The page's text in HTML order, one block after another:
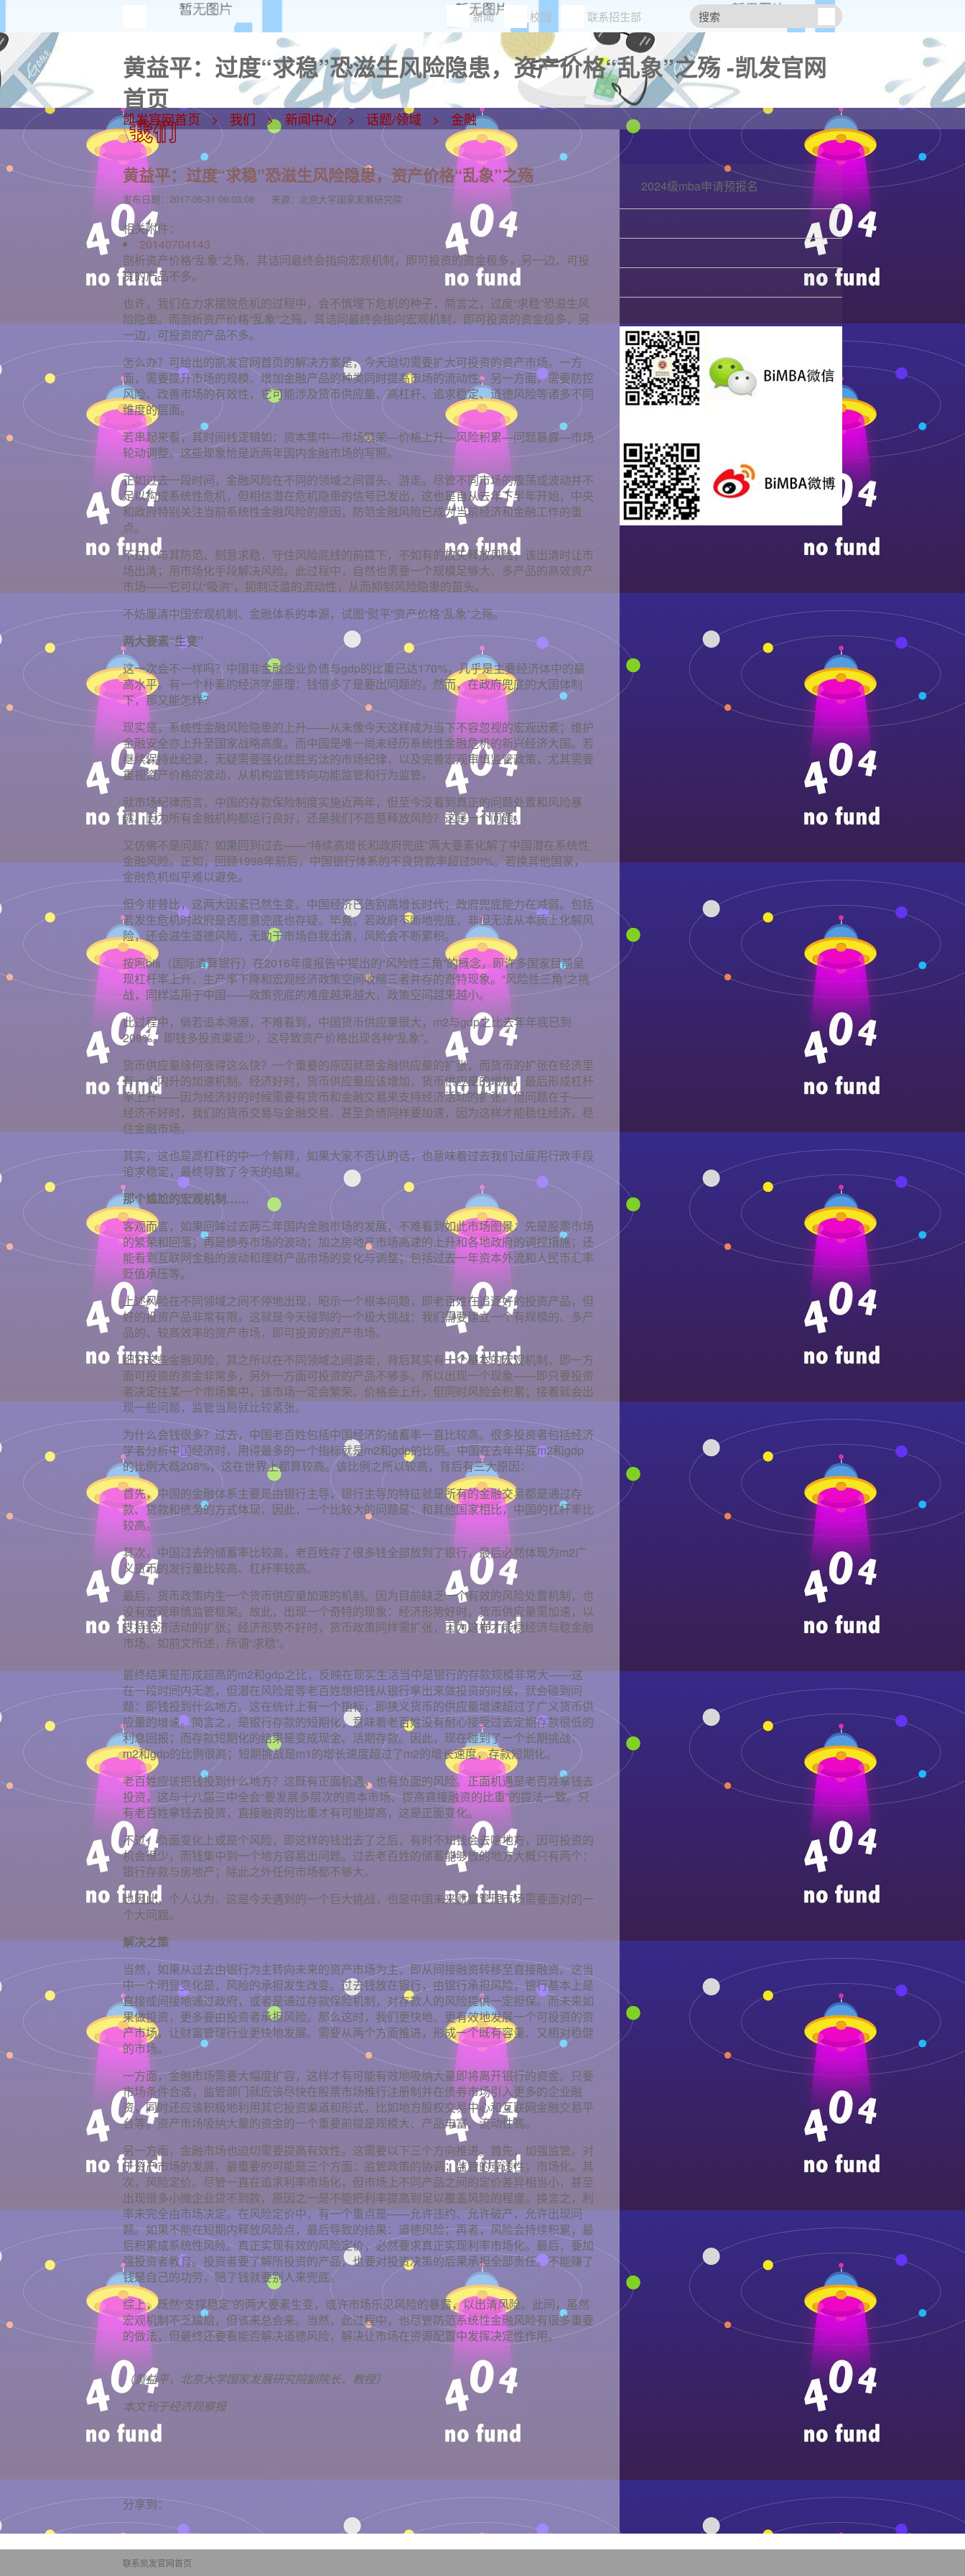
新闻 校园 联系招生部
黄益平：过度“求稳”恐滋生风险隐患，资产价格“乱象”之殇 -凯发官网
首页
凯发官网首页 我们 新闻中心 话题/领域 金融
黄益平：过度“求稳”恐滋生风险隐患，资产价格“乱象”之殇
发布日期： 2017-05-31 09:03:08 来源： 北京大学国家发展研究院
相关附件：
20140704143
剖析资产价格“乱象”之殇，其诘问最终会指向宏观机制，即可投资的资金极多，另一边，可投
资的产品不多。
也许，我们在力求摆脱危机的过程中，会不慎埋下危机的种子，简言之，过度“求稳”恐滋生风
险隐患。而剖析资产价格“乱象”之殇，其诘问最终会指向宏观机制，即可投资的资金极多，另
一边，可投资的产品不多。
怎么办？可给出的凯发官网首页的解决方案是，今天迫切需要扩大可投资的资产市场。一方
面，需要提升市场的规模、增加金融产品的种类同时提高市场的流动性。另一方面，需要防控
风险、改善市场的有效性，它可能涉及货币供应量、高杠杆、追求稳定、道德风险等诸多不同
维度的层面。
若串起来看，其时间线逻辑如：资本集中—市场繁荣—价格上升—风险积累—问题暴露—市场
轮动调整。这些现象恰是近两年国内金融市场的写照。
正如过去一段时间，金融风险在不同的领域之间冒头、游走。尽管不同市场的震荡或波动并不
足以构成系统性危机，但相信潜在危机隐患的信号已发出，这也是自从去年下半年开始，中央
和政府特别关注当前系统性金融风险的原因，防范金融风险已成为当前经济和金融工作的重
点。
不过，与其防范、刻意求稳，守住风险底线的前提下，不如有的放矢释放风险，该出清时让市
场出清；用市场化手段解决风险。此过程中，自然也需要一个规模足够大、多产品的高效资产
市场——它可以“吸洪”，扼制泛滥的流动性，从而抑制风险隐患的苗头。
不妨厘清中国宏观机制、金融体系的本源，试图“熨平”资产价格“乱象”之殇。
两大要素“生变”
这一次会不一样吗？中国非金融企业负债与gdp的比重已达170%，几乎是主要经济体中的最
高水平。有一个朴素的经济学原理：钱借多了是要出问题的。然而，在政府兜底的大国体制
下，那又能怎样？
现实是，系统性金融风险隐患的上升——从未像今天这样成为当下不容忽视的宏观因素；维护
金融安全亦上升至国家战略高度。而中国是唯一尚未经历系统性金融危机的新兴经济大国。若
继续保持此纪录，无疑需要强化优胜劣汰的市场纪律，以及完善宏观审慎监管政策，尤其需要
重视资产价格的波动，从机构监管转向功能监管和行为监管。
就市场纪律而言，中国的存款保险制度实施近两年，但至今没看到真正的问题处置和风险暴
露。因为所有金融机构都运行良好，还是我们不愿意释放风险？这是一个问题。
又仿佛不是问题？如果回到过去——“持续高增长和政府兜底”两大要素化解了中国潜在系统性
金融风险。正如，回顾1998年前后，中国银行体系的不良贷款率超过30%。若换其他国家，
金融危机似乎难以避免。
但今非昔比，这两大因素已然生变。中国经济已告别高增长时代；政府兜底能力在减弱。包括
若发生危机时政府是否愿意兜底也存疑。毕竟，若政府不断地兜底，非但无法从本质上化解风
险，还会滋生道德风险，无助于市场自我出清，风险会不断累积。
按照bis（国际清算银行）在2016年度报告中提出的“风险性三角”的概念，即许多国家目前呈
现杠杆率上升、生产率下降和宏观经济政策空间收缩三者并存的奇特现象。“风险性三角”之挑
战，同样适用于中国——政策兜底的难度越来越大，政策空间越来越小。
此过程中，倘若追本溯源，不难看到，中国货币供应量很大，m2与gdp之比去年年底已到
208%。即钱多投资渠道少，这导致资产价格出现各种“乱象”。
货币供应量缘何涨得这么快？一个重要的原因就是金融供应量的扩张，而货币的扩张在经济里
有一个内升的加速机制。经济好时，货币供应量应该增加，货币供应量的增加，最后形成杠杆
率上升——因为经济好的时候需要有货币和金融交易来支持经济活动的扩张。但问题在于——
经济不好时，我们的货币交易与金融交易、甚至负债同样要加速，因为这样才能稳住经济，稳
住金融市场。
其实，这也是高杠杆的中一个解释，如果大家不否认的话，也意味着过去我们过度用行政手段
追求稳定，最终导致了今天的结果。
那个尴尬的宏观机制……
客观而言，如果回眸过去两三年国内金融市场的发展，不难看到如此市场图景：先是股票市场
的繁荣和回落；再是债券市场的波动；加之房地产市场高速的上升和各地政府的调控措施；还
能看到互联网金融的波动和理财产品市场的变化与调整；包括过去一年资本外流和人民币汇率
贬值承压等。
上述风险在不同领域之间不停地出现，昭示一个根本问题，即老百姓在追逐好的投资产品，但
好的投资产品非常有限。这就是今天碰到的一个极大挑战：我们需要建立一个有规模的、多产
品的、较高效率的资产市场，即可投资的资产市场。
细究这些金融风险，其之所以在不同领域之间游走，背后其实有一个基本的宏观机制，即一方
面可投资的资金非常多，另外一方面可投资的产品不够多。所以出现一个现象——即只要投资
者决定往某一个市场集中，该市场一定会繁荣、价格会上升，但同时风险会积累；接着就会出
现一些问题，监管当局就比较紧张。
为什么会钱很多？过去，中国老百姓包括中国经济的储蓄率一直比较高。很多投资者包括经济
学者分析中国经济时，用得最多的一个指标就是m2和gdp的比例。中国在去年年底m2和gdp
的比例大概208%，这在世界上都算较高。该比例之所以较高，背后有三大原因：
首先，中国的金融体系主要是由银行主导，银行主导的特征就是所有的金融交易都是通过存
款、贷款和债务的方式体现，因此，一个比较大的问题是：和其他国家相比，中国的杠杆率比
较高。
其次，中国过去的储蓄率比较高，老百姓存了很多钱全部放到了银行，最后必然体现为m2广
义货币的发行量比较高、杠杆率较高。
最后，货币政策内生一个货币供应量加速的机制。因为目前缺乏一个有效的风险处置机制，也
没有宏观审慎监管框架。故此，出现一个奇特的现象：经济形势好时，货币供应量需加速，以
支持经济活动的扩张；经济形势不好时，货币政策同样需扩张，因为这样才能稳经济与稳金融
市场。如前文所述，所谓“求稳”。
最终结果是形成超高的m2和gdp之比，反映在现实生活当中是银行的存款规模非常大——这
在一段时间内无恙，但潜在风险是等老百姓想把钱从银行拿出来做投资的时候，就会碰到问
题：即钱投到什么地方。这在统计上有一个指标，即狭义货币的供应量增速超过了广义货币供
应量的增速。简言之，是银行存款的短期化，意味着老百姓没有耐心接受过去定期存款很低的
利息回报；而存款短期化的结果是变成现金、活期存款。因此，现在碰到了一个长期挑战：
m2和gdp的比例很高；短期挑战是m1的增长速度超过了m2的增长速度，存款短期化。
老百姓应该把钱投到什么地方？这既有正面机遇，也有负面的风险。正面机遇是老百姓拿钱去
投资，这与十八届三中全会“要发展多层次的资本市场、提高直接融资的比重”的提法一致。只
有老百姓拿钱去投资，直接融资的比重才有可能提高，这是正面变化。
不过，负面变化上或是个风险，即这样的钱出去了之后，有时不知钱会去啥地方，因可投资的
机会很少，而钱集中到一个地方容易出问题。过去老百姓的储蓄能够放的地方大概只有两个：
银行存款与房地产；除此之外任何市场都不够大。
也因此，个人认为，这是今天遇到的一个巨大挑战，也是中国未来财富管理市场需要面对的一
个大问题。
解决之策
当然，如果从过去由银行为主转向未来的资产市场为主，即从间接融资转移至直接融资。这当
中一个明显变化是，风险的承担发生改变。过去钱放在银行，由银行承担风险，银行基本上是
直接或间接地通过政府，或者是通过存款保险机制，对存款人的风险提供一定担保。而未来如
果做投资，更多要由投资者承担风险。那么这时，我们更快地、更有效地发展一个可投资的资
产市场，让财富管理行业更快地发展。需要从两个方面推进，形成一个既有容量、又相对稳健
的市场。
一方面，金融市场需要大幅度扩容，这样才有可能有效地吸纳大量即将离开银行的资金。只要
市场条件合适，监管部门就应该尽快在股票市场推行注册制并在债券市场引入更多的企业融
资，同时还应该积极地利用其它投资渠道和形式，比如地方股权交易中心和互联网金融交易平
台等。资产市场吸纳大量的资金的一个重要前提是规模大、产品丰富、流动性高。
另一方面，金融市场也迫切需要提高有效性。这需要以下三个方向推进。首先，加强监管。对
于资产市场的发展，最重要的可能是三个方面：监管政策的协调；监管的穿透性；市场化。其
次，风险定价。尽管一直在追求利率市场化，但市场上不同产品之间的定价差异相当小，甚至
出现很多小微企业贷不到款，原因之一是不能把利率提高到足以覆盖风险的程度。换言之，利
率未完全由市场决定。在风险定价中，有一个重点是——允许违约、允许破产，允许出现问
题。如果不能在短期内释放风险点，最后导致的结果：道德风险；再者，风险会持续积累，最
后积累成系统性风险。真正实现有效的风险定价，必然要求真正实现利率市场化。最后，要加
强投资者教育。投资者要了解所投资的产品，也要对投资决策的后果承担全部责任。不能赚了
钱是自己的功劳，赔了钱就要别人来兜底。
综上，既然“支撑稳定”的两大要素生变，或许市场乐见风险的暴露，以出清风险。此间，虽然
宏观机制不乏尴尬，但该来总会来。当然，此过程中，也尽管防范系统性金融风险有很多重要
的做法，但最终还要看能否解决道德风险，解决让市场在资源配置中发挥决定性作用。
（黄益平，北京大学国家发展研究院副院长、教授）
本文刊于经济观察报
分享到：
2024级mba申请预报名
联系凯发官网首页